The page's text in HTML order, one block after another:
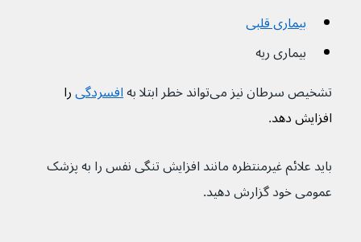
بیماری قلبی
بیماری ریه
تشخیص سرطان نیز می‌تواند خطر ابتلا به
افسردگی را
افزایش دهد.
باید علائم غیرمنتظره مانند افزایش تنگی نفس را به پزشک
عمومی خود گزارش دهید.